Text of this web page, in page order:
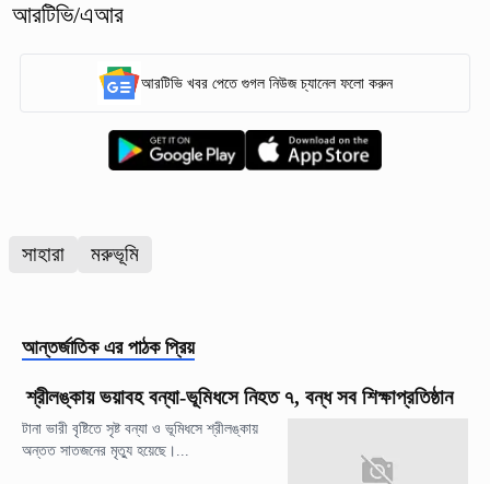
আরটিভি/এআর
আরটিভি খবর পেতে গুগল নিউজ চ্যানেল ফলো করুন
সাহারা মরুভূমি
আন্তর্জাতিক এর পাঠক প্রিয়
শ্রীলঙ্কায় ভয়াবহ বন্যা-ভূমিধসে নিহত ৭, বন্ধ সব শিক্ষাপ্রতিষ্ঠান
টানা ভারী বৃষ্টিতে সৃষ্ট বন্যা ও ভূমিধসে শ্রীলঙ্কায়
অন্তত সাতজনের মৃত্যু হয়েছে।...